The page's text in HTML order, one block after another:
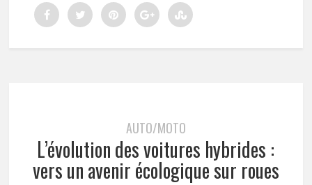
AUTO/MOTO
L’évolution des voitures hybrides :
vers un avenir écologique sur roues